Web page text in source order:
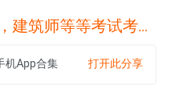
课程全搞定，解锁所有会员课程.apk
机App合集 打开此分享